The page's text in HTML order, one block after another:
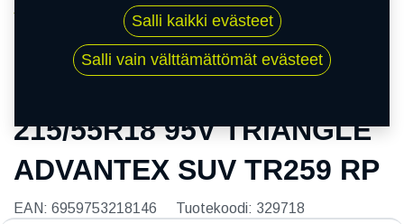
215/55R18 95V TRIANGLE ADVANTEX SUV
TR259 RP
215/55R18 95V TRIANGLE
ADVANTEX SUV TR259 RP
EAN: 6959753218146 Tuotekoodi: 329718
Salli kaikki evästeet
Salli vain välttämättömät evästeet